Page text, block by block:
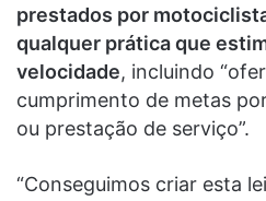
prestados por
qualquer prática que
velocidade, incluindo
cumprimento de metas
ou prestação de serviço”.
“Conseguimos criar esta